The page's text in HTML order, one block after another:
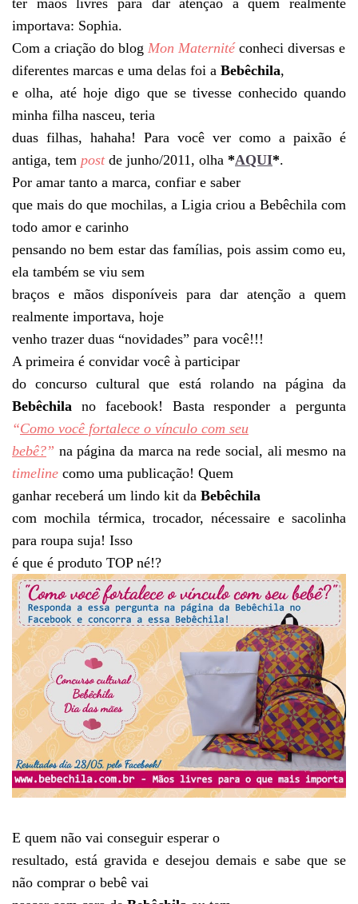
ter mãos livres para dar atenção a quem realmente
importava: Sophia.
Com a criação do blog Mon Maternitéconheci diversas e
diferentes marcas e uma delas foi a Bebêchila,
e olha, até hoje digo que se tivesse conhecido quando
minha filha nasceu, teria
duas filhas, hahaha! Para você ver como a paixão é
antiga, tem postde junho/2011, olha *AQUI*.
Por amar tanto a marca, confiar e saber
que mais do que mochilas, a Ligia criou a Bebêchila com
todo amor e carinho
pensando no bem estar das famílias, pois assim como eu,
ela também se viu sem
braços e mãos disponíveis para dar atenção a quem
realmente importava, hoje
venho trazer duas “novidades” para você!!!
A primeira é convidar você à participar
do concurso cultural que está rolando na página da
Bebêchila no facebook! Basta responder a pergunta
“Como você fortalece o vínculo com seu
bebê?” na página da marca na rede social, ali mesmo na
timeline como uma publicação! Quem
ganhar receberá um lindo kit da Bebêchila
com mochila térmica, trocador, nécessaire e sacolinha
para roupa suja! Isso
é que é produto TOP né!?
E quem não vai conseguir esperar o
resultado, está gravida e desejou demais e sabe que se
não comprar o bebê vai